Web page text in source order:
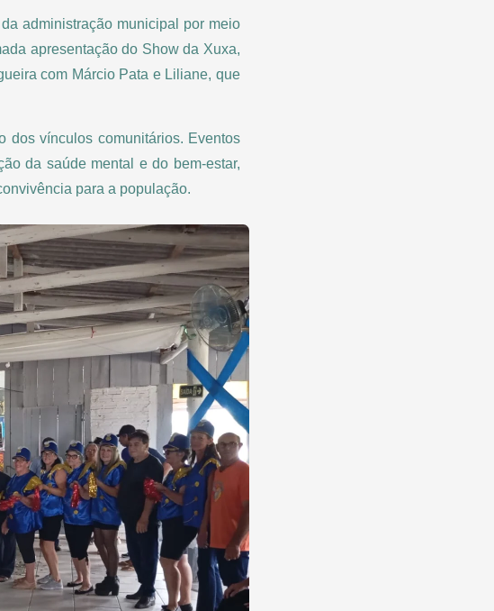
administração municipal por meio
apresentação do Show da Xuxa,
com Márcio Pata e Liliane, que
dos vínculos comunitários. Eventos
da saúde mental e do bem-estar,
para a população.